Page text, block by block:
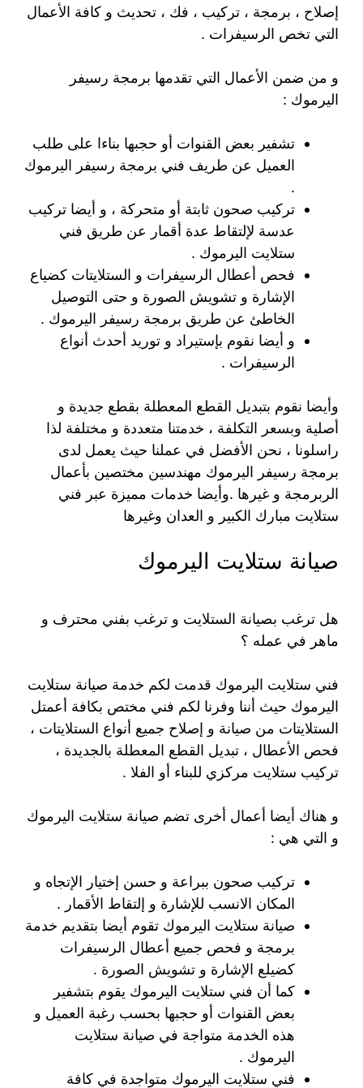
إصلاح ، برمجة ، تركيب ، فك ، تحديث و كافة الأعمال
التي تخص الرسيفرات .
و من ضمن الأعمال التي تقدمها برمجة رسيفر
اليرموك :
تشفير بعض القنوات أو حجبها بناءا على طلب
العميل عن طريف فني برمجة رسيفر اليرموك
.
تركيب صحون ثابتة أو متحركة ، و أيضا تركيب
عدسة لإلتقاط عدة أقمار عن طريق فني
ستلايت اليرموك .
فحص أعطال الرسيفرات و الستلايتات كضياع
الإشارة و تشويش الصورة و حتى التوصيل
الخاطئ عن طريق برمجة رسيفر اليرموك .
و أيضا نقوم بإستيراد و توريد أحدث أنواع
الرسيفرات .
وأيضا نقوم بتبديل القطع المعطلة بقطع جديدة و
أصلية وبسعر التكلفة ، خدمتنا متعددة و مختلفة لذا
راسلونا ، نحن الأفضل في عملنا حيث يعمل لدى
برمجة رسيفر اليرموك مهندسين مختصين بأعمال
الربرمجة و غيرها .وأيضا خدمات مميزة عبر فني
ستلايت مبارك الكبير و العدان وغيرها
صيانة ستلايت اليرموك
هل ترغب بصيانة الستلايت و ترغب بفني محترف و
ماهر في عمله ؟
فني ستلايت اليرموك قدمت لكم خدمة صيانة ستلايت
اليرموك حيث أننا وفرنا لكم فني مختص بكافة أعمتل
الستلايتات من صيانة و إصلاح جميع أنواع الستلايتات ،
فحص الأعطال ، تبديل القطع المعطلة بالجديدة ،
تركيب ستلايت مركزي للبناء أو الفلا .
و هناك أيضا أعمال أخرى تضم صيانة ستلايت اليرموك
و التي هي :
تركيب صحون ببراعة و حسن إختيار الإتجاه و
المكان الانسب للإشارة و إلتقاط الأقمار .
صيانة ستلايت اليرموك تقوم أيضا بتقديم خدمة
برمجة و فحص جميع أعطال الرسيفرات
كضيلع الإشارة و تشويش الصورة .
كما أن فني ستلايت اليرموك يقوم بتشفير
بعض القنوات أو حجبها بحسب رغبة العميل و
هذه الخدمة متواجة في صيانة ستلايت
اليرموك .
فني ستلايت اليرموك متواجدة في كافة